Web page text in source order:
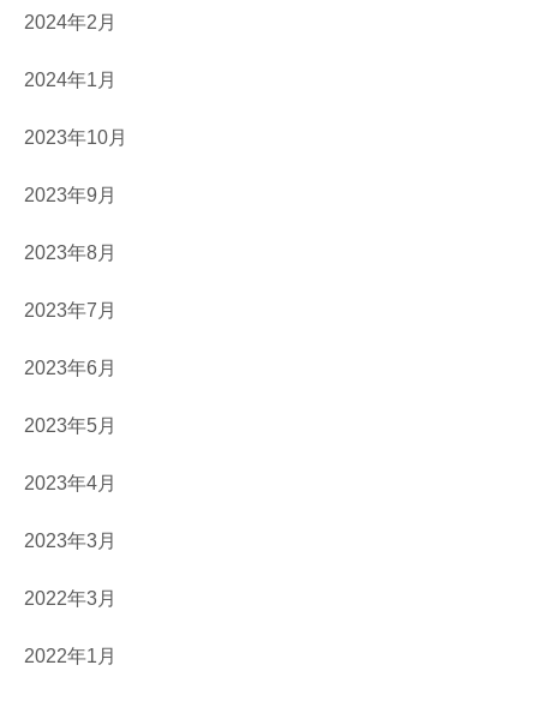
2024年2月
2024年1月
2023年10月
2023年9月
2023年8月
2023年7月
2023年6月
2023年5月
2023年4月
2023年3月
2022年3月
2022年1月